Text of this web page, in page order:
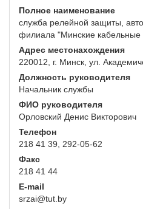
Полное наименование
служба релейной защиты,
филиала "Минские кабельные
Адрес местонахождения
220012, г. Минск, ул.
Должность руководителя
Начальник службы
ФИО руководителя
Орловский Денис Викторович
Телефон
218 41 39, 292-05-62
Факс
218 41 44
E-mail
srzai@tut.by